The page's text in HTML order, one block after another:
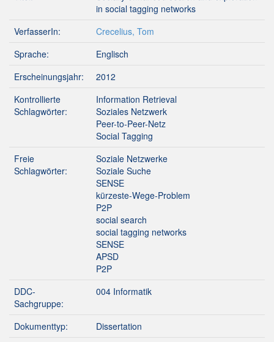
in social tagging networks
VerfasserIn:
Crecelius, Tom
Sprache:
Englisch
Erscheinungsjahr:
2012
Kontrollierte
Schlagwörter:
Information Retrieval
Soziales Netzwerk
Peer-to-Peer-Netz
Social Tagging
Freie
Schlagwörter:
Soziale Netzwerke
Soziale Suche
SENSE
kürzeste-Wege-Problem
P2P
social search
social tagging networks
SENSE
APSD
P2P
DDC-
Sachgruppe:
004 Informatik
Dokumenttyp:
Dissertation